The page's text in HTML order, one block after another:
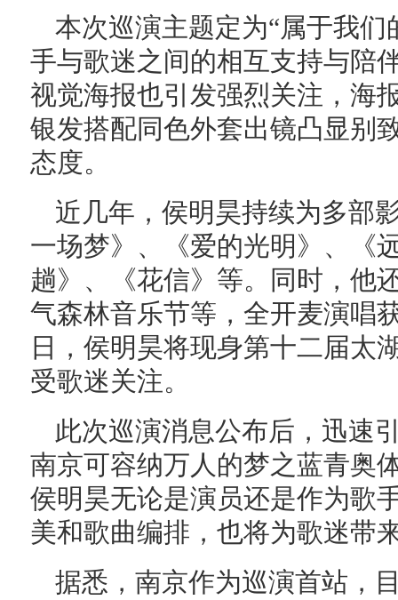
本次巡演主题定为“属于我
手与歌迷之间的相互支持与陪
视觉海报也引发强烈关注，海
银发搭配同色外套出镜凸显别
态度。
近几年，侯明昊持续为多部
一场梦》、《爱的光明》、《
趟》、《花信》等。同时，他
气森林音乐节等，全开麦演唱
日，侯明昊将现身第十二届太
受歌迷关注。
此次巡演消息公布后，迅速
南京可容纳万人的梦之蓝青奥
侯明昊无论是演员还是作为歌
美和歌曲编排，也将为歌迷带
据悉，南京作为巡演首站，